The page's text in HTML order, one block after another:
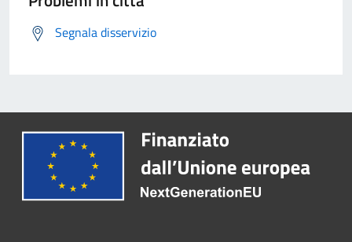
Segnala disservizio